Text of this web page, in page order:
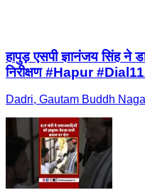
हापुड़ एसपी ज्ञानंजय सिंह ने
निरीक्षण​ #Hapur
Dadri, Gautam Buddh